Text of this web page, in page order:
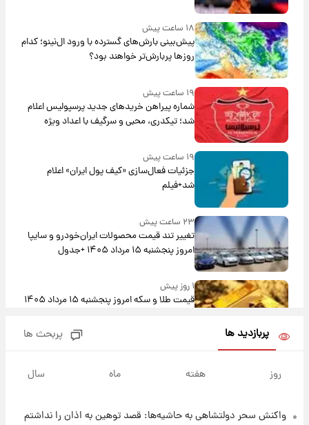
۱۸ ساعت پیش
پیش‌بینی بارش‌های گسترده با ورود ال‌نینو؛ کدام
روزها پربارش‌تر خواهند بود؟
۱۹ ساعت پیش
شماره پیراهن خریدهای جدید پرسپولیس اعلام
شد؛ تیکدری، محبی و سرگیف با اعداد ویژه
۱۹ ساعت پیش
جزئیات فعال‌سازی «کیف پول ایران» اعلام
شد+فیلم
۲۳ ساعت پیش
تغییر تند قیمت محصولات ایران‌خودرو و سایپا
امروز پنجشنبه ۱۵ مرداد ۱۴۰۵ +جدول
۱ روز پیش
قیمت طلا و سکه امروز پنجشنبه ۱۵ مرداد ۱۴۰۵
شد
۱ روز پیش
پربازدید ها پربحث ها
روز هفته ماه سال
واکنش سحر دولتشاهی به حاشیه‌ها: قصد توهین به اذان را نداشتم